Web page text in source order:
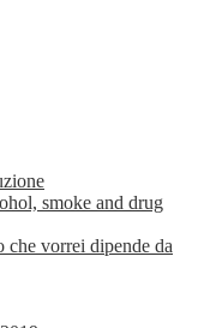
smoke and drug
che vorrei dipende da